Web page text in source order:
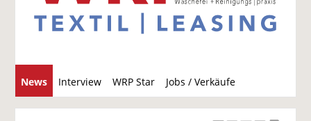
News Interview WRP Star Jobs / Verkäufe
u
c